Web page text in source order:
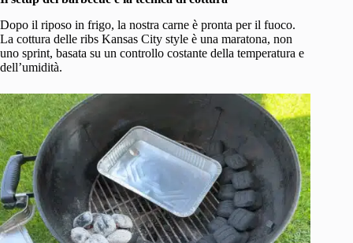
Dopo il riposo in frigo, la nostra carne è pronta per il fuoco.
La cottura delle ribs Kansas City style è una maratona, non
uno sprint, basata su un controllo costante della temperatura e
dell’umidità.